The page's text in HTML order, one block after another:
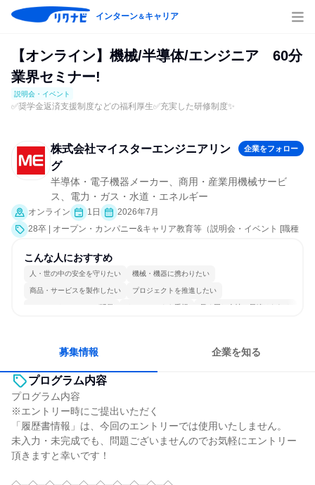
インターン＆キャリア
【オンライン】機械/半導体/エンジニア 60分
業界セミナー!
説明会・イベント
✅️奨学金返済支援制度などの福利厚生✅️充実した研修制度✨️
株式会社マイスターエンジニアリン
グ
企業をフォロー
半導体・電子機器メーカー、商用・産業用機械サービ
ス、電力・ガス・水道・エネルギー
オンライン 1日
2026年7月
28卒 | オープン・カンパニー&キャリア教育等（説明会・イベント [職種
こんな人におすすめ
人・世の中の安全を守りたい 機械・機器に携わりたい
商品・サービスを製作したい プロジェクトを推進したい
コミュニケーションが活発 チームワークを重視 長く同じ会社に居続けられる
募集情報 企業を知る
プログラム内容
プログラム内容
※エントリー時にご提出いただく
「履歴書情報」は、今回のエントリーでは使用いたしません。
未入力・未完成でも、問題ございませんのでお気軽にエントリー
頂きますと幸いです！